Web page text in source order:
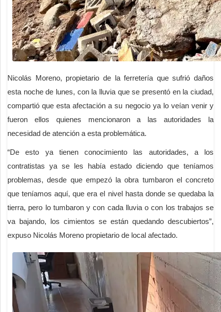
Nicolás Moreno, propietario de la ferretería que sufrió daños
esta noche de lunes, con la lluvia que se presentó en la ciudad,
compartió que esta afectación a su negocio ya lo veían venir y
fueron ellos quienes mencionaron a las autoridades la
necesidad de atención a esta problemática.
“De esto ya tienen conocimiento las autoridades, a los
contratistas ya se les había estado diciendo que teníamos
problemas, desde que empezó la obra tumbaron el concreto
que teníamos aquí, que era el nivel hasta donde se quedaba la
tierra, pero lo tumbaron y con cada lluvia o con los trabajos se
va bajando, los cimientos se están quedando descubiertos”,
expuso Nicolás Moreno propietario de local afectado.